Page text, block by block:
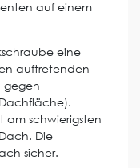
auf einem
eine
auftretenden
gegen
am schwierigsten
Die
sicher.